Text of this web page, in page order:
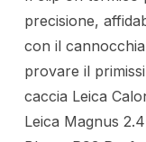
precisione,
con il
provare il
caccia Leica
Leica Magnus